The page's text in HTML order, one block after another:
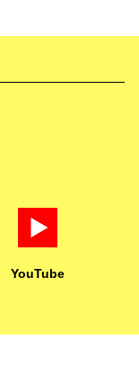
YouTube